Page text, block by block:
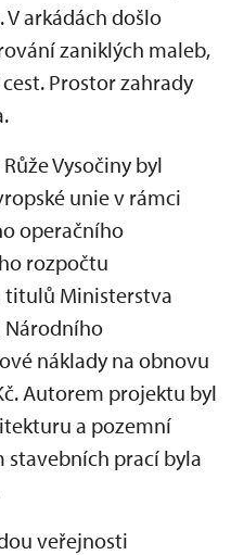
arkádách došlo
zaniklých maleb,
Prostor zahrady
Vysočiny byl
unie v rámci
operačního
rozpočtu
Ministerstva
Národního
náklady na obnovu
Autorem projektu byl
a pozemní
stavebních prací byla
veřejnosti